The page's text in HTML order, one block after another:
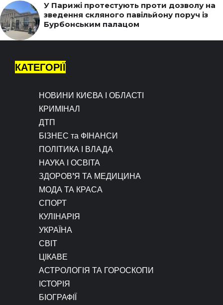
У Парижі протестують проти дозволу на
зведення скляного павільйону поруч із
Бурбонським палацом
КАТЕГОРІЇ
НОВИНИ КИЄВА І ОБЛАСТІ
КРИМІНАЛ
ДТП
БІЗНЕС та ФІНАНСИ
ПОЛІТИКА І ВЛАДА
НАУКА І ОСВІТА
ЗДОРОВ’Я ТА МЕДИЦИНА
МОДА ТА КРАСА
СПОРТ
КУЛІНАРІЯ
УКРАЇНА
СВІТ
ЦІКАВЕ
АСТРОЛОГІЯ ТА ГОРОСКОПИ
ІСТОРІЯ
БІОГРАФІЇ